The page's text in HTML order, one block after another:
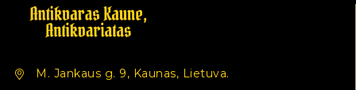
M. Jankaus g. 9, Kaunas, Lietuva.